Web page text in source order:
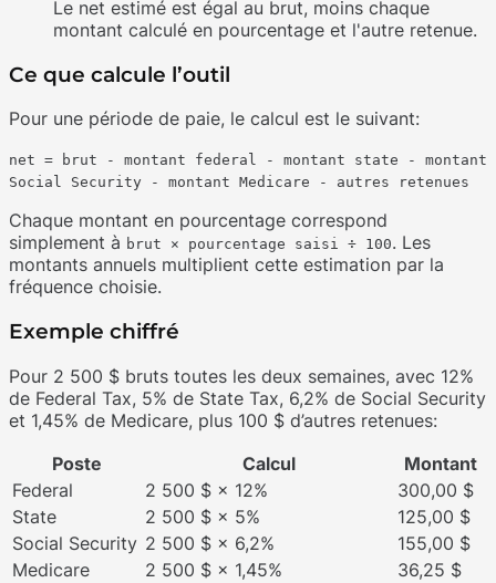
Le net estimé est égal au brut, moins chaque
montant calculé en pourcentage et l'autre retenue.
Ce que calcule l’outil
Pour une période de paie, le calcul est le suivant:
net = brut - montant federal - montant state - montant
Social Security - montant Medicare - autres retenues
Chaque montant en pourcentage correspond
simplement à brut × pourcentage saisi ÷ 100. Les
montants annuels multiplient cette estimation par la
fréquence choisie.
Exemple chiffré
Pour 2 500 $ bruts toutes les deux semaines, avec 12%
de Federal Tax, 5% de State Tax, 6,2% de Social Security
et 1,45% de Medicare, plus 100 $ d’autres retenues:
Poste
Calcul
Montant
Federal
2 500 $ × 12%
300,00 $
State
2 500 $ × 5%
125,00 $
Social Security 2 500 $ × 6,2%
155,00 $
Medicare
2 500 $ × 1,45%
36,25 $